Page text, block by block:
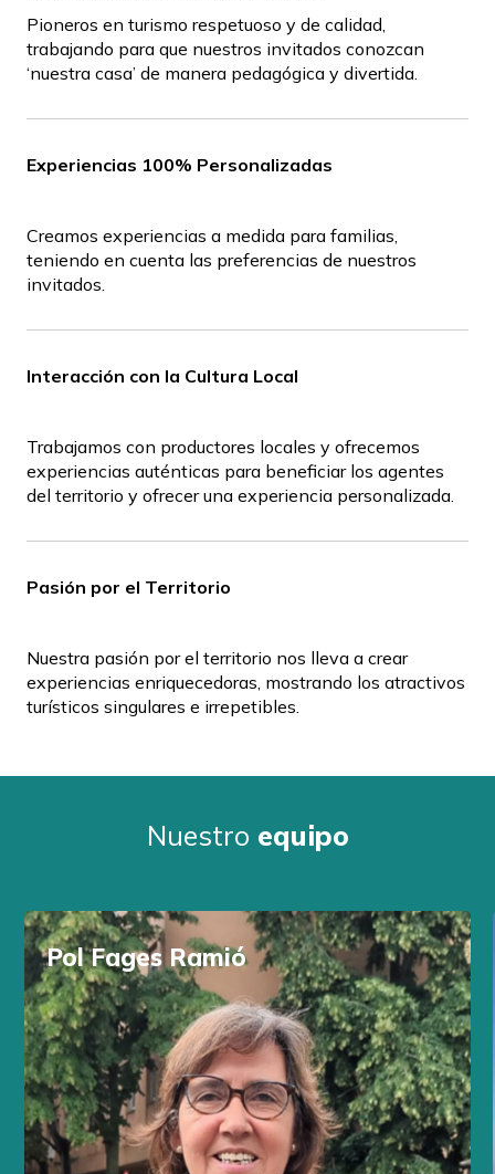
Pioneros en turismo respetuoso y de calidad,
trabajando para que nuestros invitados conozcan
‘nuestra casa’ de manera pedagógica y divertida.
Experiencias 100% Personalizadas
Creamos experiencias a medida para familias,
teniendo en cuenta las preferencias de nuestros
invitados.
Interacción con la Cultura Local
Trabajamos con productores locales y ofrecemos
experiencias auténticas para beneficiar los agentes
del territorio y ofrecer una experiencia personalizada.
Pasión por el Territorio
Nuestra pasión por el territorio nos lleva a crear
experiencias enriquecedoras, mostrando los atractivos
turísticos singulares e irrepetibles.
Nuestro equipo
Pol Fages Ramió